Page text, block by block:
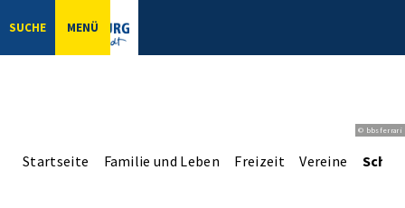
SUCHE MENÜ
© bbsferrari
Startseite Familie und Leben Freizeit Vereine